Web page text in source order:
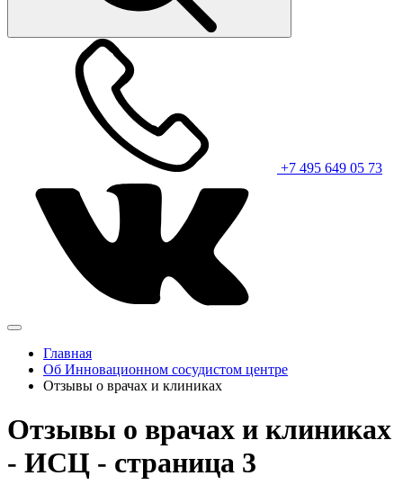
+7 495 649 05 73
Главная
Об Инновационном сосудистом центре
Отзывы о врачах и клиниках
Отзывы о врачах и клиниках
- ИСЦ - страница 3